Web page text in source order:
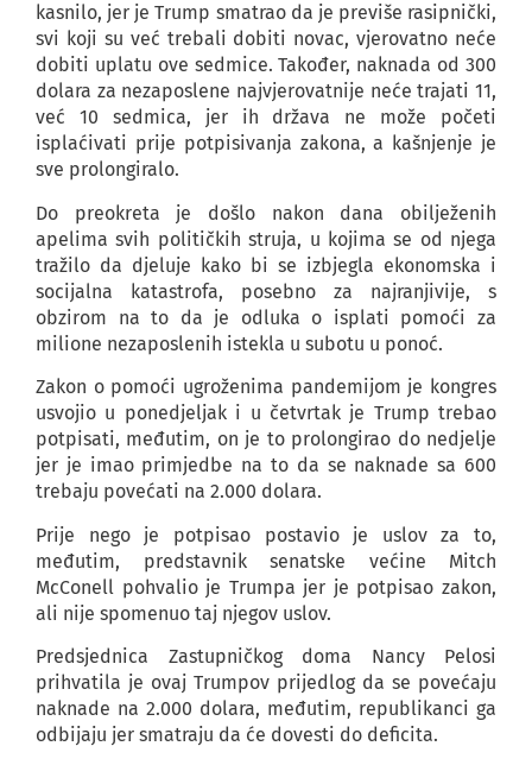
kasnilo, jer je Trump smatrao da je previše rasipnički,
svi koji su već trebali dobiti novac, vjerovatno neće
dobiti uplatu ove sedmice. Također, naknada od 300
dolara za nezaposlene najvjerovatnije neće trajati 11,
već 10 sedmica, jer ih država ne može početi
isplaćivati prije potpisivanja zakona, a kašnjenje je
sve prolongiralo.
Do preokreta je došlo nakon dana obilježenih
apelima svih političkih struja, u kojima se od njega
tražilo da djeluje kako bi se izbjegla ekonomska i
socijalna katastrofa, posebno za najranjivije, s
obzirom na to da je odluka o isplati pomoći za
milione nezaposlenih istekla u subotu u ponoć.
Zakon o pomoći ugroženima pandemijom je kongres
usvojio u ponedjeljak i u četvrtak je Trump trebao
potpisati, međutim, on je to prolongirao do nedjelje
jer je imao primjedbe na to da se naknade sa 600
trebaju povećati na 2.000 dolara.
Prije nego je potpisao postavio je uslov za to,
međutim, predstavnik senatske većine Mitch
McConell pohvalio je Trumpa jer je potpisao zakon,
ali nije spomenuo taj njegov uslov.
Predsjednica Zastupničkog doma Nancy Pelosi
prihvatila je ovaj Trumpov prijedlog da se povećaju
naknade na 2.000 dolara, međutim, republikanci ga
odbijaju jer smatraju da će dovesti do deficita.